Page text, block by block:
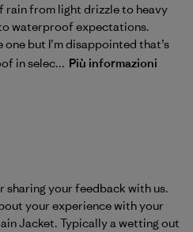
rain from light drizzle to heavy
waterproof expectations.
but I’m disappointed that’s
in selec... Più informazioni
del negozio sulla
sharing your feedback with us.
your experience with your
Jacket. Typically a wetting out